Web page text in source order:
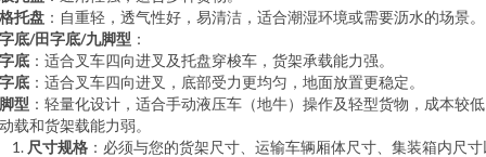
托盘 ：自重轻，透气性好，易清洁，适合潮湿环境或需要沥水的场景。
底/田字底/九脚型 ：
底 ：适合叉车四向进叉及托盘穿梭车，货架承载能力强。
底 ：适合叉车四向进叉，底部受力更均匀，地面放置更稳定。
型 ：轻量化设计，适合手动液压车（地牛）操作及轻型货物，成本较
载和货架载能力弱。
尺寸规格 ：必须与您的货架尺寸、运输车辆厢体尺寸、集装箱内尺寸